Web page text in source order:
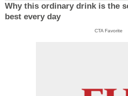
Why this ordinary drink is the
best every day
CTA Favorite